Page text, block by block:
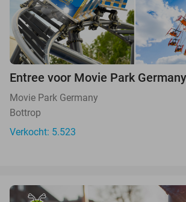
Entree voor Movie Park Germany
Movie Park Germany
Bottrop
Verkocht: 5.523